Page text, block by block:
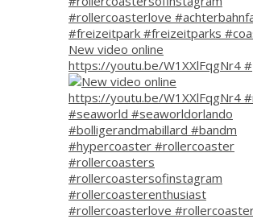
New video online
https://youtu.be/W1XXlFqgNr4 #